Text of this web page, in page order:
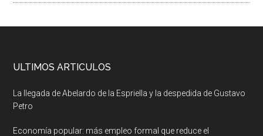
ULTIMOS ARTICULOS
La llegada de Abelardo de la Espriella y la despedida de Gustavo
Petro
Economía popular: más empleo formal que reduce el